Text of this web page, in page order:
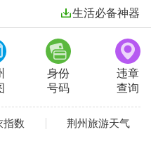
生活必备神器
身份
号码
违章
查询
指数 荆州旅游天气